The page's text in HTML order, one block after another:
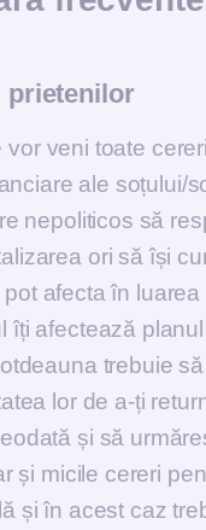
prietenilor
veni toate
ale soțului/
nepoliticos să
ori să își
afecta în
afectează
trebuie
lor de a-ți
și să
și micile cereri
și în acest caz